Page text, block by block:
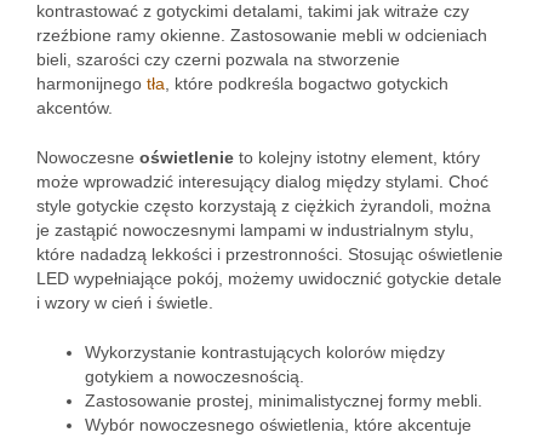
kontrastować z gotyckimi detalami, takimi jak witraże czy
rzeźbione ramy okienne. Zastosowanie mebli w odcieniach
bieli, szarości czy czerni pozwala na stworzenie
harmonijnego tła , które podkreśla bogactwo gotyckich
akcentów.
Nowoczesne oświetlenie to kolejny istotny element, który
może wprowadzić interesujący dialog między stylami. Choć
style gotyckie często korzystają z ciężkich żyrandoli, można
je zastąpić nowoczesnymi lampami w industrialnym stylu,
które nadadzą lekkości i przestronności. Stosując oświetlenie
LED wypełniające pokój, możemy uwidocznić gotyckie detale
i wzory w cień i świetle.
Wykorzystanie kontrastujących kolorów między
gotykiem a nowoczesnością.
Zastosowanie prostej, minimalistycznej formy mebli.
Wybór nowoczesnego oświetlenia, które akcentuje